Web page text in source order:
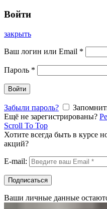
Войти
закрыть
Ваш логин или Email *
Пароль *
Войти
Забыли пароль?
Ещё не зарегистрированы?
Scroll To Top
Хотите всегда быть в курсе
акций?
E-mail:
Ваши личные данные